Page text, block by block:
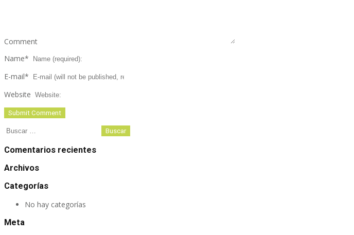
Comment
Name*
E-mail*
Website
Buscar:
Comentarios recientes
Archivos
Categorías
No hay categorías
Meta